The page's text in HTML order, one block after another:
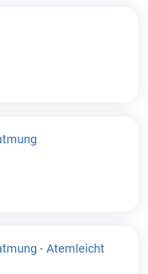
- Atemleicht